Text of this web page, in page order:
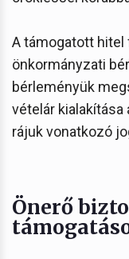
A támogatott hitel
önkormányzati
bérleményük
vételár
rájuk vonatkozó
Önerő